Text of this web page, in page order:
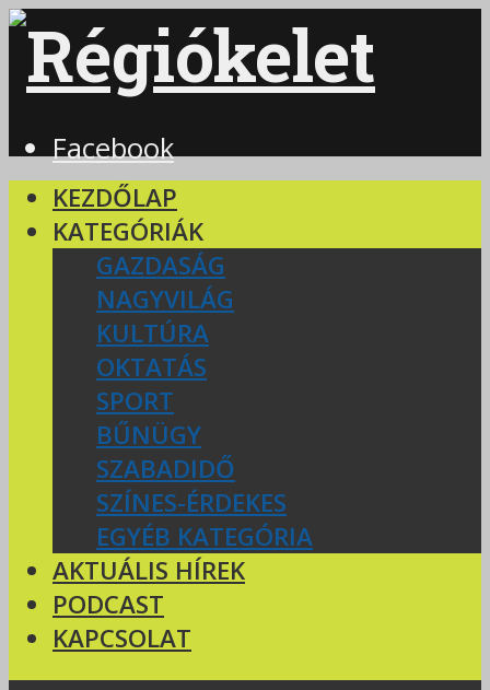
Facebook
KEZDŐLAP
KATEGÓRIÁK
GAZDASÁG
NAGYVILÁG
KULTÚRA
OKTATÁS
SPORT
BŰNÜGY
SZABADIDŐ
SZÍNES-ÉRDEKES
EGYÉB KATEGÓRIA
AKTUÁLIS HÍREK
PODCAST
KAPCSOLAT